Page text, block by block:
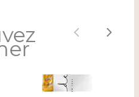
Previous
Next